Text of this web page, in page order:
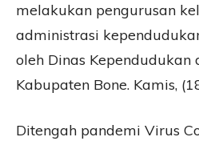
melakukan pengurusan
administrasi
oleh Dinas Kependudukan
Kabupaten Bone. Kamis,
Ditengah pandemi Virus